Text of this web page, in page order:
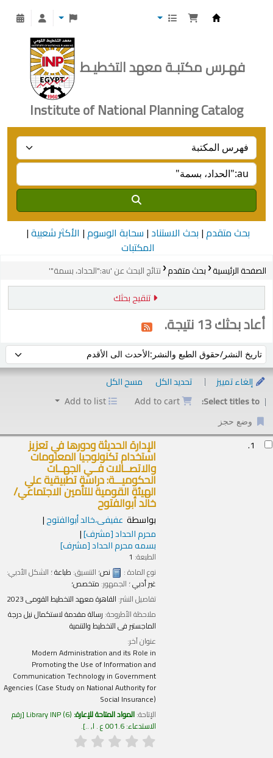
فهـرس مكتبـة معهد التخطيـط
Institute of National Planning Catalog
بحث متقدم بحث الاستناد سحابة الوسوم الأكثر شعبية
المكتبات
الصفحة الرئيسية بحث متقدم نتائج البحث عن 'au:"الحداد، بسمة"'
تنقيح بحثك
أعاد بحثك 13 نتيجة.
فرز حسب:
إلغاء تمييز
تحديد الكل
مسح الكل
Select titles to:
Add to cart
Add to list
وضع حجز
الإدارة الحديثة ودورها في تعزيز
استخدام تكنولوجيا المعلومات
والاتصــالات فــي الجهــات
الحكوميـــة: دراسة تطبيقية علي
الهيئة القومية للتأمين الاجتماعي/
خالد أبوالفتوح
بواسطة عفيفى،خالد أبوالفتوح
محرم الحداد[مشرف]
بسمه محرم الحداد[مشرف]
الطبعة:1
نوع المادة :
نص؛ التنسيق:طباعة؛ الشكل الأدبي:
غير أدبي؛ الجمهور:متخصص؛
تفاصيل النشر:القاهرةمعهد التخطيط القومى2023
ملاحظة الأطروحة:رسالة مقدمة لاستكمال نيل درجة
الماجستير فى التخطيط والتنمية
عنوان آخر:
Modern Administration and its Role in
Promoting the Use of Information and
Communication Technology in Government
Agencies (Case Study on National Authority for
Social Insurance)
الإتاحة:المواد المتاحة للإعارة: Library INP(6)
رقم
الاستدعاء:001.6 ع . ا, .. .